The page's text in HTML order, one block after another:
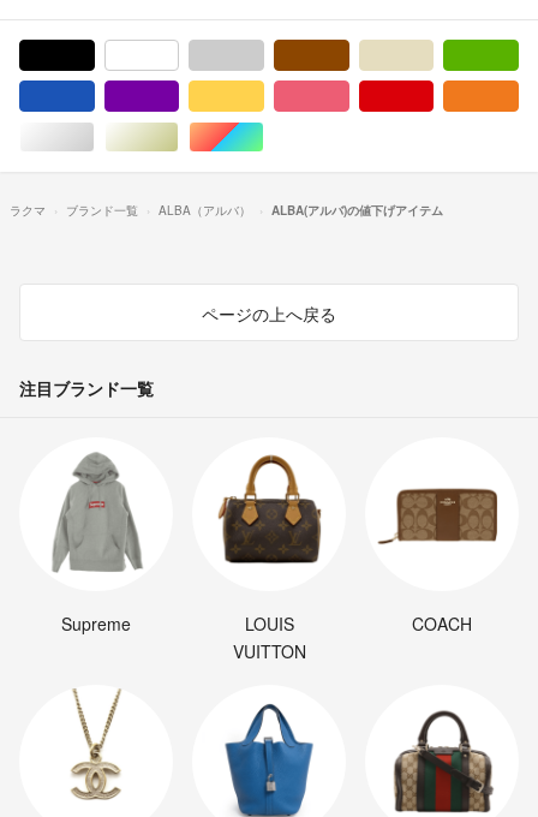
シルバー/銀色系ゴールド/金色系マルチカラー
ラクマ ブランド一覧 ALBA（アルバ） ALBA(アルバ)の値下げアイテム
ページの上へ戻る
注目ブランド一覧
Supreme
LOUIS
VUITTON
COACH